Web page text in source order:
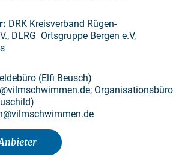
DRK Kreisverband Rügen-
DLRG Ortsgruppe Bergen e.V,
(Elfi Beusch)
Organisationsbüro